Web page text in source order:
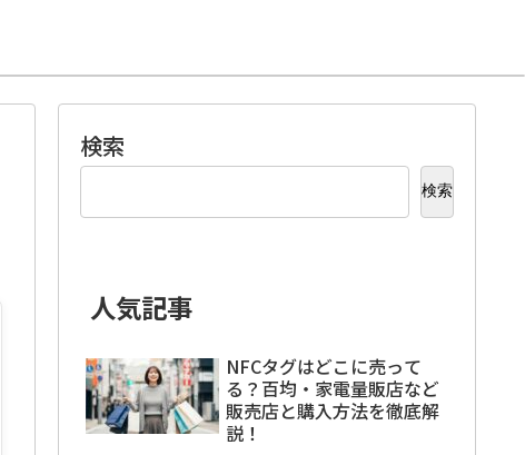
検索
検索
人気記事
NFCタグはどこに売って
る？百均・家電量販店など
販売店と購入方法を徹底解
説！